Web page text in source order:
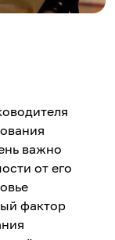
важно
от его
фактор